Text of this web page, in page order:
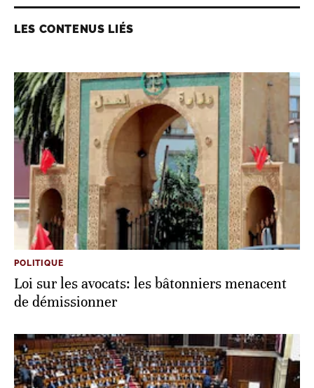
LES CONTENUS LIÉS
POLITIQUE
Loi sur les avocats: les bâtonniers menacent
de démissionner